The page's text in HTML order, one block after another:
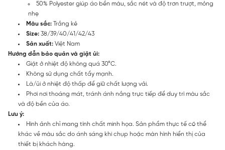
50% Polyester giúp áo bền màu, sắc nét và độ trơn trượt, mỏng
nhẹ
Màu sắc: Trắng kẻ
Size: 38/39/40/41/42/43
Sản xuất: Việt Nam
Hướng dẫn bảo quản và giặt ủi:
Giặt ở nhiệt độ không quá 30°C.
Không sử dụng chất tẩy mạnh.
Là/ủi ở nhiệt độ thấp để giữ chất lượng vải.
Phơi nơi thoáng mát, tránh ánh nắng trực tiếp để duy trì màu sắc
và độ bền của áo.
Lưu ý:
Hình ảnh chỉ mang tính chất minh họa. Sản phẩm thực tế có thể
khác về màu sắc do ánh sáng khi chụp hoặc màn hình hiển thị của
thiết bị khách hàng.